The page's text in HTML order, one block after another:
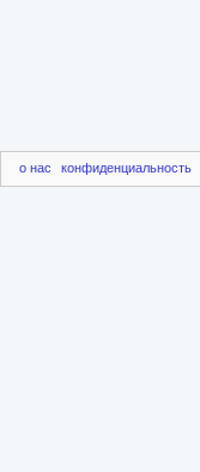
о нас конфиденциальность